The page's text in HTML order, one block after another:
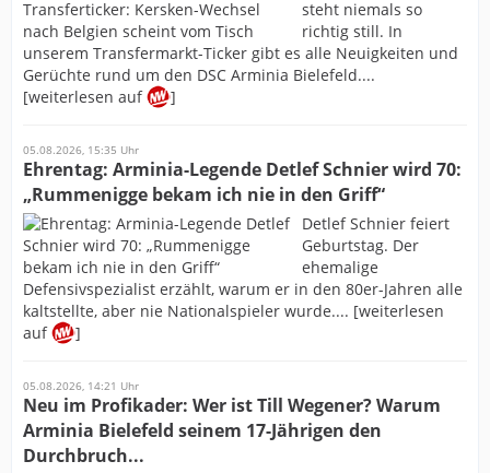
steht niemals so
richtig still. In
unserem Transfermarkt-Ticker gibt es alle Neuigkeiten und
Gerüchte rund um den DSC Arminia Bielefeld....
[weiterlesen auf
]
05.08.2026, 15:35 Uhr
Ehrentag: Arminia-Legende Detlef Schnier wird 70:
„Rummenigge bekam ich nie in den Griff“
Detlef Schnier feiert
Geburtstag. Der
ehemalige
Defensivspezialist erzählt, warum er in den 80er-Jahren alle
kaltstellte, aber nie Nationalspieler wurde.... [weiterlesen
auf
]
05.08.2026, 14:21 Uhr
Neu im Profikader: Wer ist Till Wegener? Warum
Arminia Bielefeld seinem 17-Jährigen den
Durchbruch...